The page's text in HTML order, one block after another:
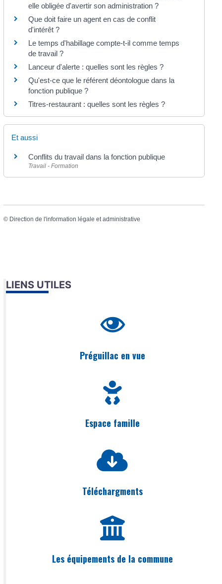
elle obligée d'avertir son administration ?
Que doit faire un agent en cas de conflit
d'intérêt ?
Le temps d'habillage compte-t-il comme temps
de travail ?
Lanceur d'alerte : quelles sont les règles ?
Qu'est-ce que le référent déontologue dans la
fonction publique ?
Titres-restaurant : quelles sont les règles ?
Et aussi
Conflits du travail dans la fonction publique
Travail - Formation
© Direction de l'information légale et administrative
LIENS UTILES
Préguillac en vue
Espace famille
Téléchargments
Les équipements de la commune